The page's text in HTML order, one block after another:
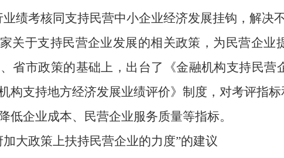
绩考核同支持民营中小企业经济发展挂钩，解决
关于支持民营企业发展的相关政策，为民营企业
省市政策的基础上，出台了《金融机构支持民
构支持地方经济发展业绩评价》制度，对考评指
低企业成本、民营企业服务质量等指标。
大政策上扶持民营企业的力度”的建议